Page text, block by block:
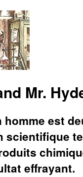
Mr.
est
scientifique
effrayant.